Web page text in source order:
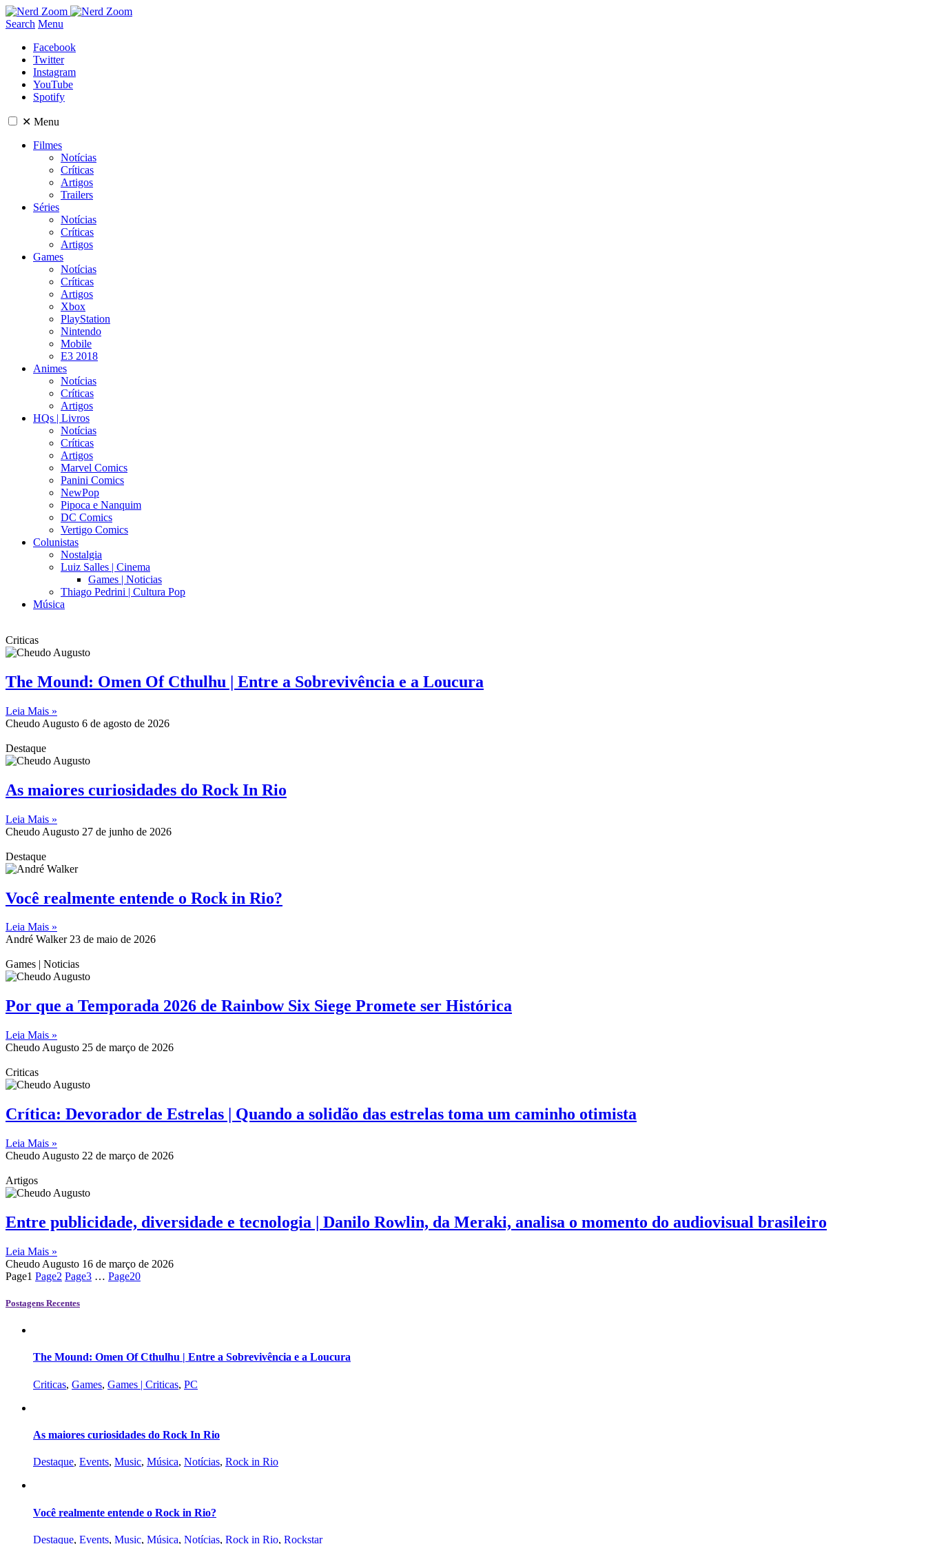
Search Menu
Facebook
Twitter
Instagram
YouTube
Spotify
✕ Menu
Filmes
Notícias
Críticas
Artigos
Trailers
Séries
Notícias
Críticas
Artigos
Games
Notícias
Críticas
Artigos
Xbox
PlayStation
Nintendo
Mobile
E3 2018
Animes
Notícias
Críticas
Artigos
HQs | Livros
Notícias
Críticas
Artigos
Marvel Comics
Panini Comics
NewPop
Pipoca e Nanquim
DC Comics
Vertigo Comics
Colunistas
Nostalgia
Luiz Salles | Cinema
Games | Noticias
Thiago Pedrini | Cultura Pop
Música
Criticas
The Mound: Omen Of Cthulhu | Entre a Sobrevivência e a Loucura
Leia Mais »
Cheudo Augusto 6 de agosto de 2026
Destaque
As maiores curiosidades do Rock In Rio
Leia Mais »
Cheudo Augusto 27 de junho de 2026
Destaque
Você realmente entende o Rock in Rio?
Leia Mais »
André Walker23 de maio de 2026
Games | Noticias
Por que a Temporada 2026 de Rainbow Six Siege Promete ser Histórica
Leia Mais »
Cheudo Augusto 25 de março de 2026
Criticas
Crítica: Devorador de Estrelas | Quando a solidão das estrelas toma um caminho otimista
Leia Mais »
Cheudo Augusto 22 de março de 2026
Artigos
Entre publicidade, diversidade e tecnologia | Danilo Rowlin, da Meraki, analisa o momento do audiovisual brasileiro
Leia Mais »
Cheudo Augusto 16 de março de 2026
Page1 Page2 Page3 … Page20
Postagens Recentes
The Mound: Omen Of Cthulhu | Entre a Sobrevivência e a Loucura
Criticas, Games, Games | Criticas, PC
As maiores curiosidades do Rock In Rio
Destaque, Events, Music, Música, Notícias, Rock in Rio
Você realmente entende o Rock in Rio?
Destaque, Events, Music, Música, Notícias, Rock in Rio, Rockstar